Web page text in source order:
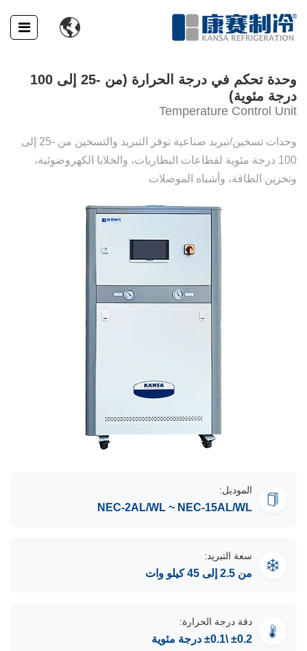

وحدة تحكم في درجة الحرارة (من -25 إلى 100
درجة مئوية)
Temperature Control Unit
وحدات تسخين/تبريد صناعية توفر التبريد والتسخين من -25 إلى
100 درجة مئوية لقطاعات البطاريات، والخلايا الكهروضوئية،
وتخزين الطاقة، وأشباه الموصلات
الموديل:
NEC-2AL/WL ~ NEC-15AL/WL
سعة التبريد:
من 2.5 إلى 45 كيلو وات
دقة درجة الحرارة:
±0.1\ ±0.2 درجة مئوية